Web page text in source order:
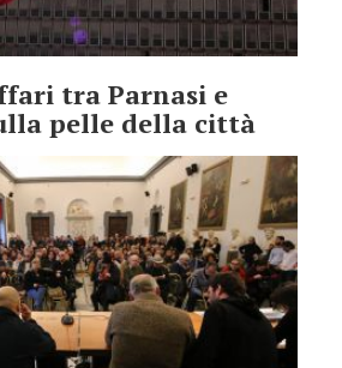
tra Parnasi e
pelle della città